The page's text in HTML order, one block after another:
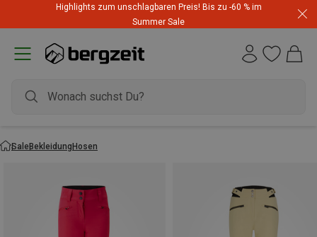
Highlights zum unschlagbaren Preis! Bis zu -60 % im
Summer Sale
SaleBekleidungHosen